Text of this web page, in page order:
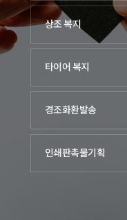
상조 복지
타이어 복지
경조화환발송
인쇄판촉물기획